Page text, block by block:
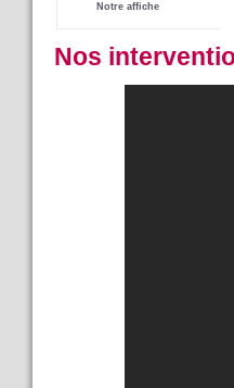
Notre affiche
Nos